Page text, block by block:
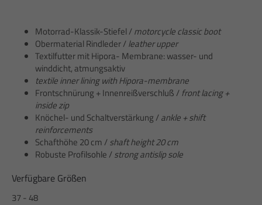
About us
Lorem ipsum dolor sit amet, consectetuer adipiscing elit.
Aenean commodo ligula eget dolor. Aenean massa. Cum
sociis natoque penatibus et magnis dis parturient montes,
nascetur ridiculus mus. Donec quam felis, ultricies nec.
Motorrad-Klassik-Stiefel /motorcycle classic boot
Obermaterial Rindleder /leather upper
Textilfutter mit Hipora- Membrane: wasser- und
winddicht, atmungsaktiv
textile inner lining with Hipora-membrane
Frontschnürung + Innenreißverschluß /front lacing +
inside zip
Knöchel- und Schaltverstärkung /ankle + shift
reinforcements
Schafthöhe 20 cm /shaft height 20 cm
Robuste Profilsohle /strong antislip sole
Verfügbare Größen
37 - 48